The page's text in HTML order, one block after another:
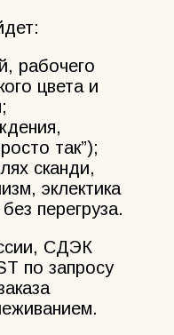
рабочего
цвета и
так”);
сканди,
эклектика
перегруза.
СДЭК
по запросу